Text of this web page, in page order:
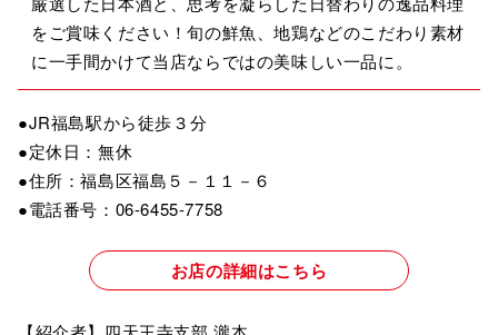
をご賞味ください！旬の鮮魚、地鶏などのこだわり素材
に一手間かけて当店ならではの美味しい一品に。
●JR福島駅から徒歩３分
●定休日：無休
●住所：福島区福島５－１１－６
●電話番号：06-6455-7758
お店の詳細はこちら